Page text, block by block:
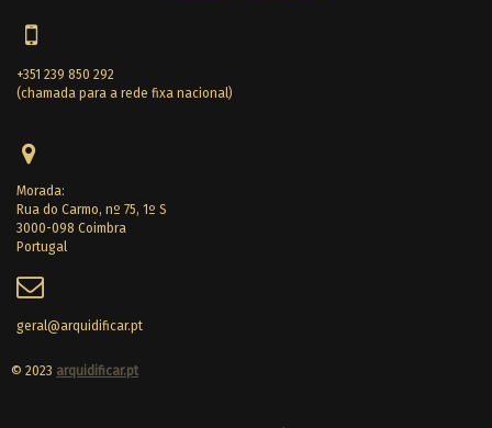
+351 239 850 292
(chamada para a rede fixa nacional)
Morada:
Rua do Carmo, nº 75, 1º S
3000-098 Coimbra
Portugal
geral@arquidificar.pt
© 2023 arquidificar.pt